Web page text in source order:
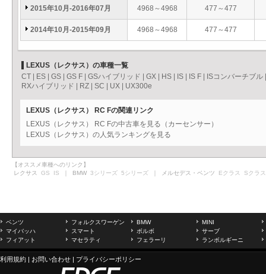
2015年10月-2016年07月 4968～4968 477～477
2014年10月-2015年09月 4968～4968 477～477
LEXUS（レクサス）の車種一覧
CT
ES GS GS F GSハイブリッド GX HS IS IS F ISコンバーチブル
RXハイブリッド
RZ SC UX UX300e
LEXUS（レクサス） RC Fの関連リンク
LEXUS（レクサス） RC Fの中古車を見る（カーセンサー）
LEXUS（レクサス）の人気ランキングを見る
【オススメ車種へのリンク】
レクサス GS IS ｜ BMW 3シリーズ 5シリーズ ｜ メルセデス・ベンツ Eクラス Sクラス
ベンツ フォルクスワーゲン BMW
MINI
マイバッハ
スマート ボルボ
サーブ
フィアット
マセラティ フェラーリ ランボルギーニ
利用規約 | お問い合わせ | プライバシーポリシー